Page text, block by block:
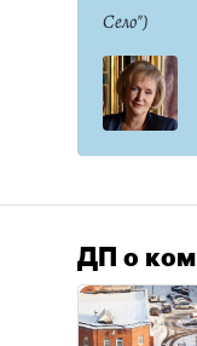
Село")
ДП о